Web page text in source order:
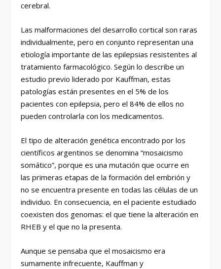
cerebral.
Las malformaciones del desarrollo cortical son raras
individualmente, pero en conjunto representan una
etiología importante de las epilepsias resistentes al
tratamiento farmacológico. Según lo describe un
estudio previo liderado por Kauffman, estas
patologías están presentes en el 5% de los
pacientes con epilepsia, pero el 84% de ellos no
pueden controlarla con los medicamentos.
El tipo de alteración genética encontrado por los
científicos argentinos se denomina “mosaicismo
somático”, porque es una mutación que ocurre en
las primeras etapas de la formación del embrión y
no se encuentra presente en todas las células de un
individuo. En consecuencia, en el paciente estudiado
coexisten dos genomas: el que tiene la alteración en
RHEB y el que no la presenta.
Aunque se pensaba que el mosaicismo era
sumamente infrecuente, Kauffman y